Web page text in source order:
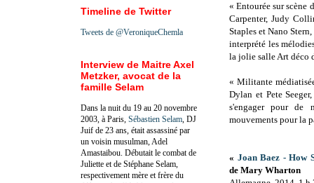
« Entourée sur scène
Carpenter, Judy
Staples et Nano
interprété les
la jolie salle Art déco
« Militante
Dylan et Pete
s'engager pour de
mouvements pour la
« Joan Baez - How
de Mary Wharton
Timeline de Twitter
Tweets de @VeroniqueChemla
Interview de Maitre Axel
Metzker, avocat de la
famille Selam
Dans la nuit du 19 au 20 novembre
2003, à Paris, Sébastien Selam , DJ
Juif de 23 ans, était assassiné par
un voisin musulman, Adel
Amastaibou. Débutait le combat de
Juliette et de Stéphane Selam,
respectivement mère et frère du